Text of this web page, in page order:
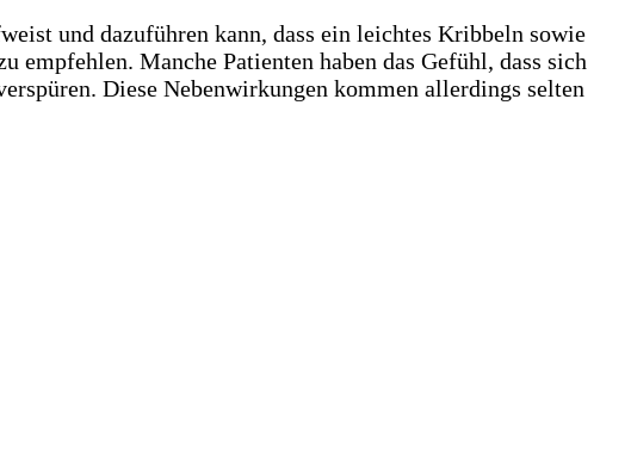
und dazuführen kann, dass ein leichtes Kribbeln sowie
Manche Patienten haben das Gefühl, dass sich
Diese Nebenwirkungen kommen allerdings selten